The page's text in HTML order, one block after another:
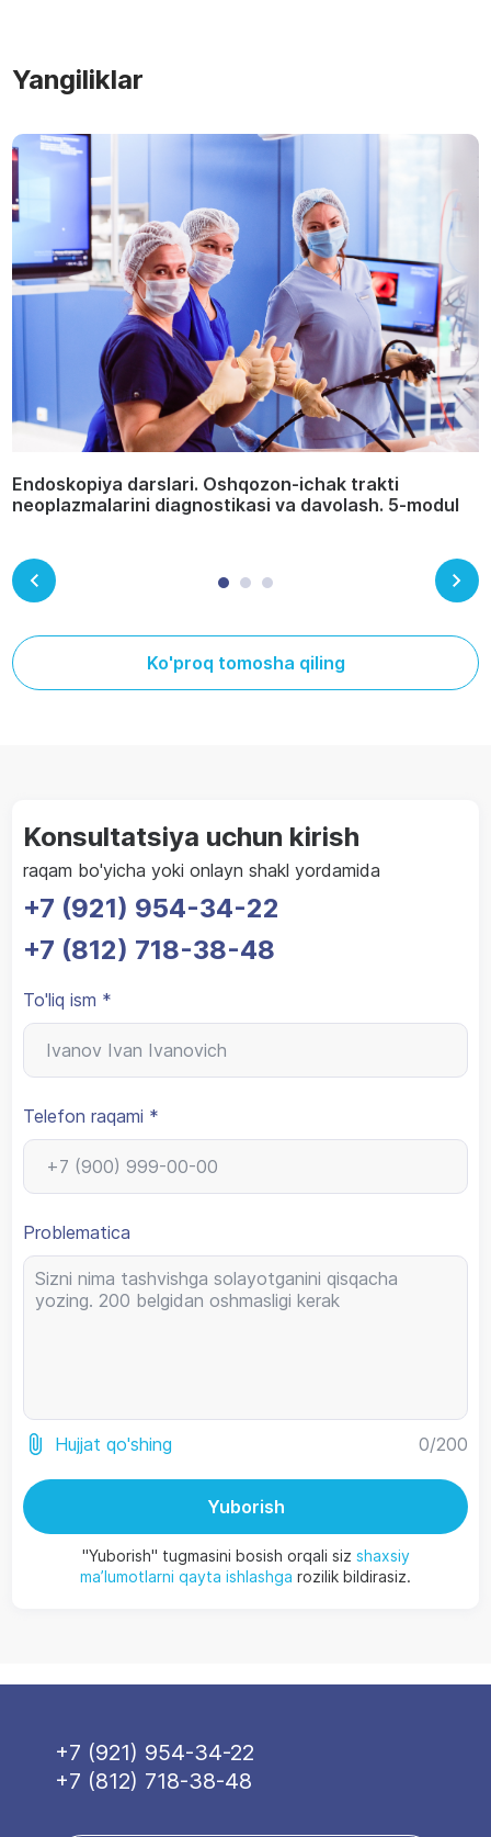
Yangiliklar
Endoskopiya darslari. Oshqozon-ichak trakti
neoplazmalarini diagnostikasi va davolash. 5-modul
Ko'proq tomosha qiling
Konsultatsiya uchun kirish
raqam bo'yicha yoki onlayn shakl yordamida
+7 (921) 954-34-22
+7 (812) 718-38-48
To'liq ism *
Telefon raqami *
Problematica
Hujjat qo'shing 0/200
Yuborish
"Yuborish" tugmasini bosish orqali siz shaxsiy
ma’lumotlarni qayta ishlashga rozilik bildirasiz.
+7 (921) 954-34-22
+7 (812) 718-38-48